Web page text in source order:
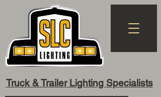
Truck & Trailer Lighting Specialists